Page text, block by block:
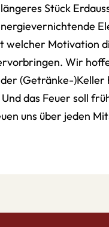
Stück
welcher Motivation
Wir
(Getränke-
das Feuer soll
uns über jeden